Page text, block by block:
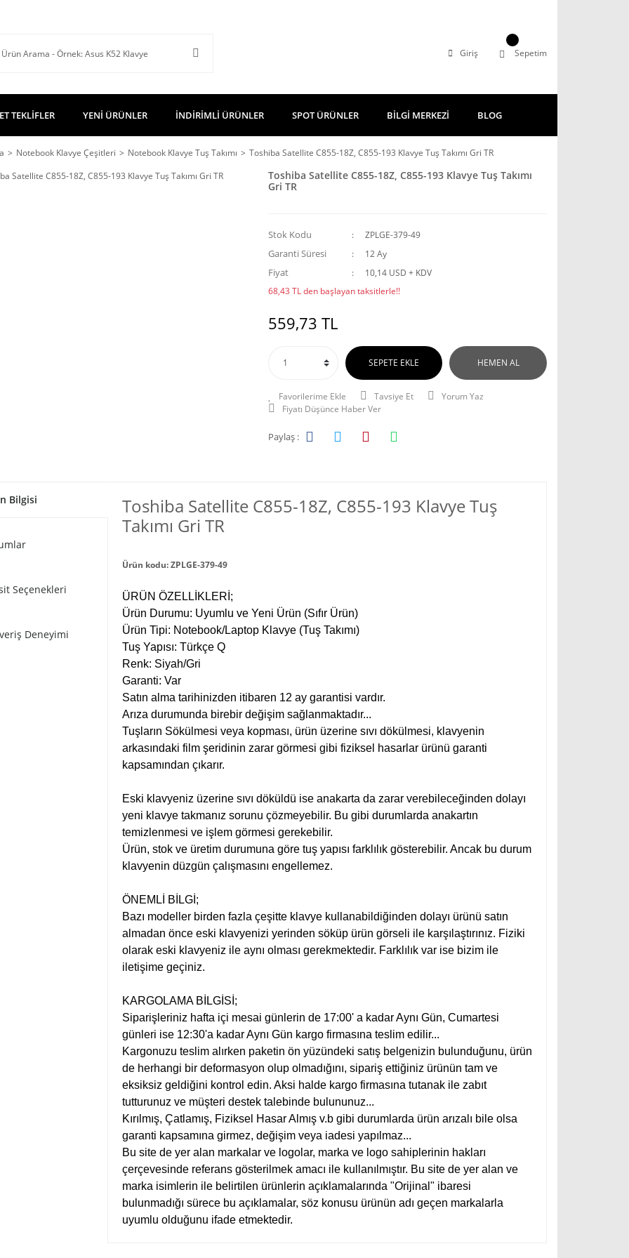
Giriş Sepetim
TEKLİFLER YENİ ÜRÜNLER İNDİRİMLİ ÜRÜNLER SPOT ÜRÜNLER BİLGİ MERKEZİ BLOG
Notebook Klavye Çeşitleri Notebook Klavye Tuş Takımı Toshiba Satellite C855-18Z, C855-193 Klavye Tuş Takımı Gri TR
Toshiba Satellite C855-18Z, C855-193 Klavye Tuş Takımı
Gri TR
Stok Kodu ZPLGE-379-49
Garanti Süresi 12 Ay
Fiyat
10,14 USD + KDV
68,43 TL den başlayan taksitlerle!!
559,73 TL
SEPETE EKLE HEMEN AL
Tavsiye Et
Yorum Yaz
Fiyatı Düşünce Haber Ver
Paylaş :
Bilgisi
Seçenekleri
Deneyimi
Toshiba Satellite C855-18Z, C855-193 Klavye Tuş
Takımı Gri TR
Ürün kodu: ZPLGE-379-49
ÜRÜN ÖZELLİKLERİ;
Ürün Durumu: Uyumlu ve Yeni Ürün (Sıfır Ürün)
Ürün Tipi: Notebook/Laptop Klavye (Tuş Takımı)
Tuş Yapısı: Türkçe Q
Renk: Siyah/Gri
Garanti: Var
Satın alma tarihinizden itibaren 12 ay garantisi vardır.
Arıza durumunda birebir değişim sağlanmaktadır...
Tuşların Sökülmesi veya kopması, ürün üzerine sıvı dökülmesi, klavyenin
arkasındaki film şeridinin zarar görmesi gibi fiziksel hasarlar ürünü garanti
kapsamından çıkarır.
Eski klavyeniz üzerine sıvı döküldü ise anakarta da zarar verebileceğinden dolayı
yeni klavye takmanız sorunu çözmeyebilir. Bu gibi durumlarda anakartın
temizlenmesi ve işlem görmesi gerekebilir.
Ürün, stok ve üretim durumuna göre tuş yapısı farklılık gösterebilir. Ancak bu durum
klavyenin düzgün çalışmasını engellemez.
ÖNEMLİ BİLGİ;
Bazı modeller birden fazla çeşitte klavye kullanabildiğinden dolayı ürünü satın
almadan önce eski klavyenizi yerinden söküp ürün görseli ile karşılaştırınız. Fiziki
olarak eski klavyeniz ile aynı olması gerekmektedir. Farklılık var ise bizim ile
iletişime geçiniz.
KARGOLAMA BİLGİSİ;
Siparişleriniz hafta içi mesai günlerin de 17:00' a kadar Aynı Gün, Cumartesi
günleri ise 12:30'a kadar Aynı Gün kargo firmasına teslim edilir...
Kargonuzu teslim alırken paketin ön yüzündeki satış belgenizin bulunduğunu, ürün
de herhangi bir deformasyon olup olmadığını, sipariş ettiğiniz ürünün tam ve
eksiksiz geldiğini kontrol edin. Aksi halde kargo firmasına tutanak ile zabıt
tutturunuz ve müşteri destek talebinde bulununuz...
Kırılmış, Çatlamış, Fiziksel Hasar Almış v.b gibi durumlarda ürün arızalı bile olsa
garanti kapsamına girmez, değişim veya iadesi yapılmaz...
Bu site de yer alan markalar ve logolar, marka ve logo sahiplerinin hakları
çerçevesinde referans gösterilmek amacı ile kullanılmıştır. Bu site de yer alan ve
marka isimlerin ile belirtilen ürünlerin açıklamalarında "Orijinal" ibaresi
bulunmadığı sürece bu açıklamalar, söz konusu ürünün adı geçen markalarla
uyumlu olduğunu ifade etmektedir.